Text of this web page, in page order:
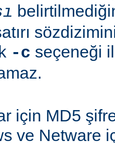
-c seçeneği
için MD5
ve Netware